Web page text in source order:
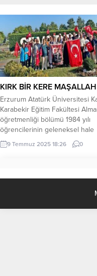
KIRK BİR KERE MAŞALLAH
Erzurum Atatürk Üniversitesi
Karabekir Eğitim Fakültesi
öğretmenliği bölümü 1984 yılı
öğrencilerinin geleneksel hale
gelen yedinci buluşması Yalova
ilinde gerçekleşti.
9 Temmuz 2025 18:26 0